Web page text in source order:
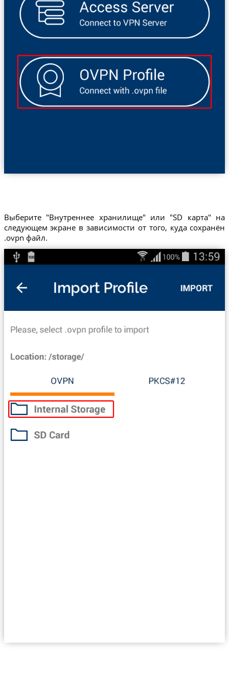
Выберите "Внутреннее хранилище" или "SD карта" на
следующем экране в зависимости от того, куда сохранён
.ovpn файл.